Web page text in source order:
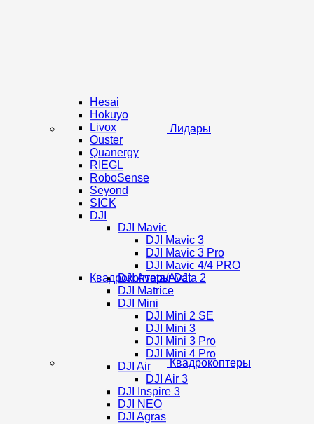
Лидары
Hesai
Hokuyo
Livox
Ouster
Quanergy
RIEGL
RoboSense
Seyond
SICK
DJI
Квадрокоптеры
Квадрокоптеры DJI
DJI Mavic
DJI Mavic 3
DJI Mavic 3 Pro
DJI Mavic 4/4 PRO
DJI Avata/Avata 2
DJI Matrice
DJI Mini
DJI Mini 2 SE
DJI Mini 3
DJI Mini 3 Pro
DJI Mini 4 Pro
DJI Air
DJI Air 3
DJI Inspire 3
DJI NEO
DJI Agras